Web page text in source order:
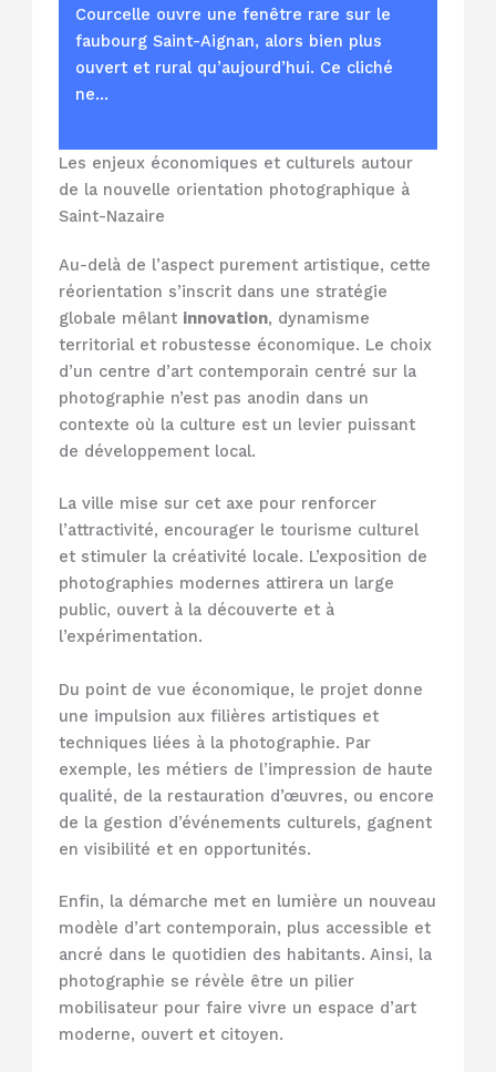
Courcelle ouvre une fenêtre rare sur le
faubourg Saint-Aignan, alors bien plus
ouvert et rural qu’aujourd’hui. Ce cliché
ne…
Les enjeux économiques et culturels autour
de la nouvelle orientation photographique à
Saint-Nazaire
Au-delà de l’aspect purement artistique, cette
réorientation s’inscrit dans une stratégie
globale mêlant innovation, dynamisme
territorial et robustesse économique. Le choix
d’un centre d’art contemporain centré sur la
photographie n’est pas anodin dans un
contexte où la culture est un levier puissant
de développement local.
La ville mise sur cet axe pour renforcer
l’attractivité, encourager le tourisme culturel
et stimuler la créativité locale. L’exposition de
photographies modernes attirera un large
public, ouvert à la découverte et à
l’expérimentation.
Du point de vue économique, le projet donne
une impulsion aux filières artistiques et
techniques liées à la photographie. Par
exemple, les métiers de l’impression de haute
qualité, de la restauration d’œuvres, ou encore
de la gestion d’événements culturels, gagnent
en visibilité et en opportunités.
Enfin, la démarche met en lumière un nouveau
modèle d’art contemporain, plus accessible et
ancré dans le quotidien des habitants. Ainsi, la
photographie se révèle être un pilier
mobilisateur pour faire vivre un espace d’art
moderne, ouvert et citoyen.